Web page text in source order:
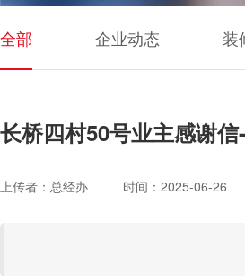
全部 企业动态 装
长桥四村50号业主感谢
上传者：总经办 时间：2025-06-26